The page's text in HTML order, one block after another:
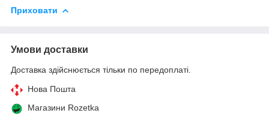
Приховати
Умови доставки
Доставка здійснюється тільки по передоплаті.
Нова Пошта
Магазини Rozetka